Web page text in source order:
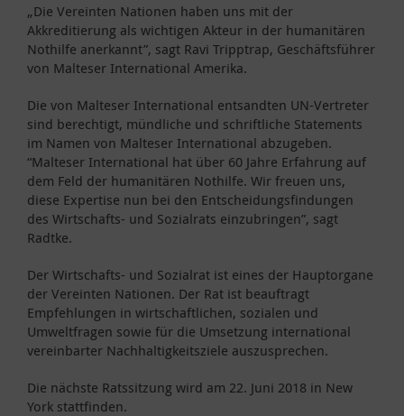
„Die Vereinten Nationen haben uns mit der
Akkreditierung als wichtigen Akteur in der humanitären
Nothilfe anerkannt”, sagt Ravi Tripptrap, Geschäftsführer
von Malteser International Amerika.
Die von Malteser International entsandten UN-Vertreter
sind berechtigt, mündliche und schriftliche Statements
im Namen von Malteser International abzugeben.
“Malteser International hat über 60 Jahre Erfahrung auf
dem Feld der humanitären Nothilfe. Wir freuen uns,
diese Expertise nun bei den Entscheidungsfindungen
des Wirtschafts- und Sozialrats einzubringen”, sagt
Radtke.
Der Wirtschafts- und Sozialrat ist eines der Hauptorgane
der Vereinten Nationen. Der Rat ist beauftragt
Empfehlungen in wirtschaftlichen, sozialen und
Umweltfragen sowie für die Umsetzung international
vereinbarter Nachhaltigkeitsziele auszusprechen.
Die nächste Ratssitzung wird am 22. Juni 2018 in New
York stattfinden.